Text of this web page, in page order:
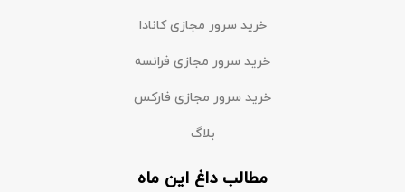
خرید سرور مجازی کانادا
خرید سرور مجازی فرانسه
خرید سرور مجازی فارکس
بلاگ
مطالب داغ این ماه